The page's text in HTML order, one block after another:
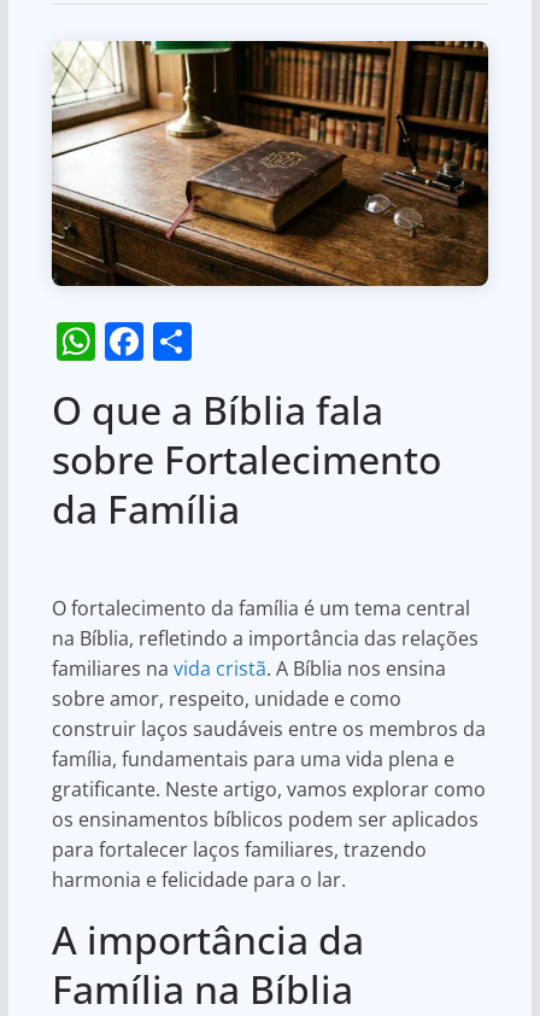
W
h
at
s
A
p
F
a
c
e
b
o
k
S
ar
e
O que a Bíblia fala
sobre Fortalecimento
da Família
O fortalecimento da família é um tema central
na Bíblia, refletindo a importância das relações
familiares na vida cristã. A Bíblia nos ensina
sobre amor, respeito, unidade e como
construir laços saudáveis entre os membros da
família, fundamentais para uma vida plena e
gratificante. Neste artigo, vamos explorar como
os ensinamentos bíblicos podem ser aplicados
para fortalecer laços familiares, trazendo
harmonia e felicidade para o lar.
A importância da
Família na Bíblia